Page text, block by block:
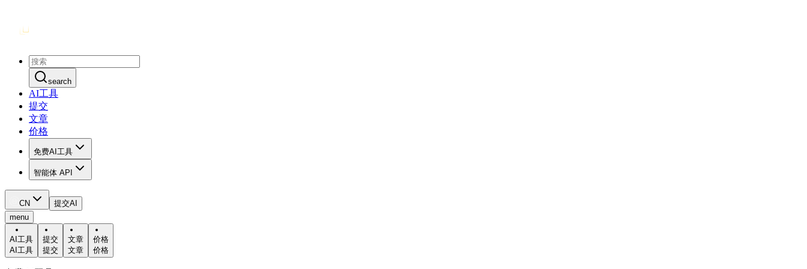
search
AI工具
提交
文章
价格
免费AI工具
智能体 API
CN
提交AI
menu
AI工具
AI工具
提交
提交
文章
文章
价格
价格